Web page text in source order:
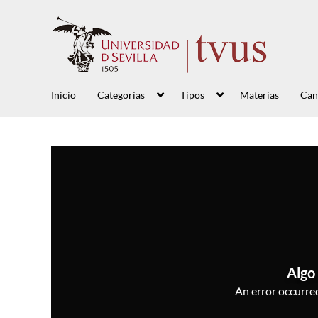
Inicio Categorías Tipos Materias
Algo
An error